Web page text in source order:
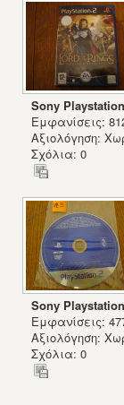
Sony
Εμφανίσεις:
Αξιολόγηση:
Σχόλια: 0
Sony
Εμφανίσεις:
Αξιολόγηση:
Σχόλια: 0